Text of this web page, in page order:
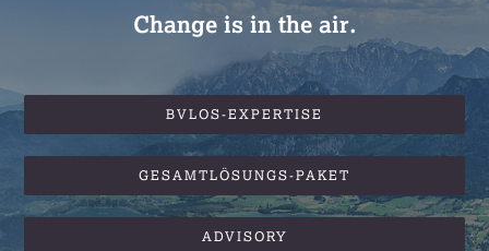
Change is in the air.
BVLOS-EXPERTISE
GESAMTLÖSUNGS-PAKET
ADVISORY